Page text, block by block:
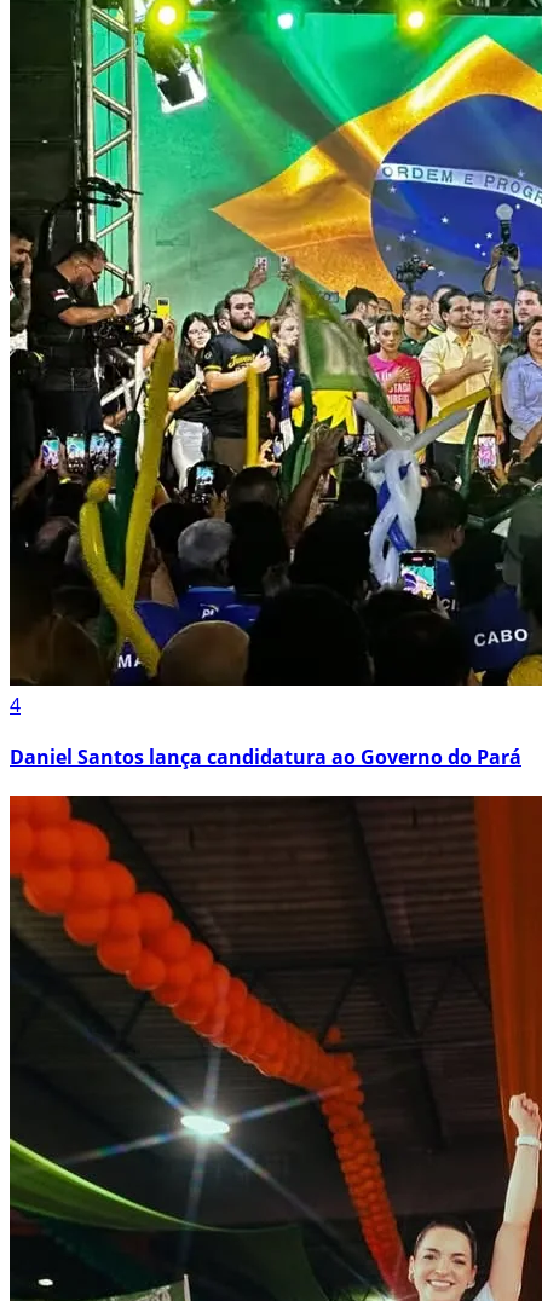
4
Daniel Santos lança candidatura ao Governo do Pará